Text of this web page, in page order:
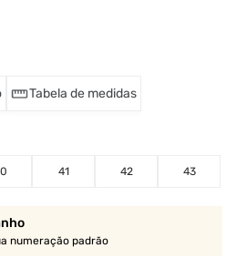
Tabela de medidas
41 42 43
numeração padrão